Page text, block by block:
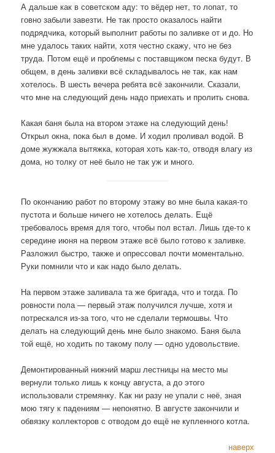
А дальше как в советском аду: то вёдер нет, то лопат, то
говно забыли завезти. Не так просто оказалось найти
подрядчика, который выполнит работы по заливке от и до. Но
мне удалось таких найти, хотя честно скажу, что не без
труда. Потом ещё и проблемы с поставщиком песка будут. В
общем, в день заливки всё складывалось не так, как нам
хотелось. В шесть вечера ребята всё закончили. Сказали,
что мне на следующий день надо приехать и пролить снова.
Какая баня была на втором этаже на следующий день!
Открыл окна, пока был в доме. И ходил проливал водой. В
доме жужжала вытяжка, которая хоть как-то, отводя влагу из
дома, но толку от неё было не так уж и много.
По окончанию работ по второму этажу во мне была какая-то
пустота и больше ничего не хотелось делать. Ещё
требовалось время для того, чтобы пол встал. Лишь где-то к
середине июня на первом этаже всё было готово к заливке.
Разложил быстро, также и опрессовал почти моментально.
Руки помнили что и как надо было делать.
На первом этаже заливала та же бригада, что и тогда. По
ровности пола — первый этаж получился лучше, хотя и
потрескался из-за того, что не сделали термошвы. Что
делать на следующий день мне было знакомо. Баня была
той ещё, но ходить по такому полу — одно удовольствие.
Демонтированный нижний марш лестницы на место мы
вернули только лишь к концу августа, а до этого
использовали стремянку. Как ни разу не упали с неё, зная
мою тягу к падениям — непонятно. В августе закончили и
обвязку коллекторов с отводом до ещё не купленного котла.
наверх